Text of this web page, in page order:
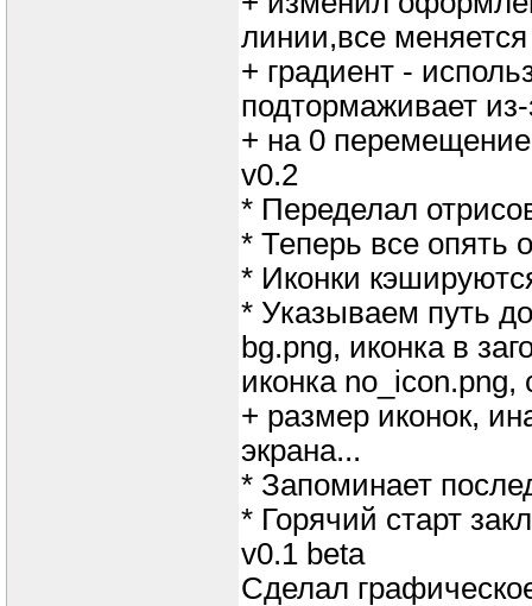
линии,все
+ градиент -
подтормаживает
+ на 0
v0.2
* Переделал
* Теперь все опять
* Иконки
* Указываем путь
bg.png, иконка в
иконка
+ размер иконок,
экрана...
* Запоминает
* Горячий старт
v0.1 beta
Сделал